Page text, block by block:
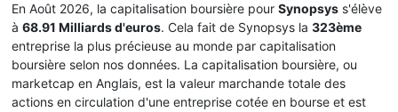
En Août 2026, la capitalisation boursière pour Synopsys s'élève
à 68.91 Milliards d'euros. Cela fait de Synopsys la 323ème
entreprise la plus précieuse au monde par capitalisation
boursière selon nos données. La capitalisation boursière, ou
marketcap en Anglais, est la valeur marchande totale des
actions en circulation d'une entreprise cotée en bourse et est